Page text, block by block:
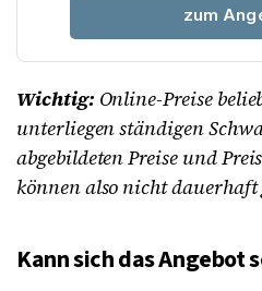
zum
Wichtig: Online-Preise
unterliegen ständigen
abgebildeten Preise und
können also nicht
Kann sich das Angebot